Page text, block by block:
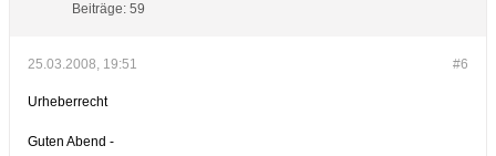
Beiträge: 59
#6
25.03.2008, 19:51
Urheberrecht
Guten Abend -